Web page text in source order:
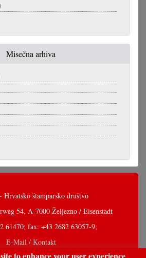
Misečna arhiva
štamparsko društvo
54, A-7000 Željezno / Eisenstadt
61470; fax: +43 2682 63057-9;
E-Mail / Kontakt